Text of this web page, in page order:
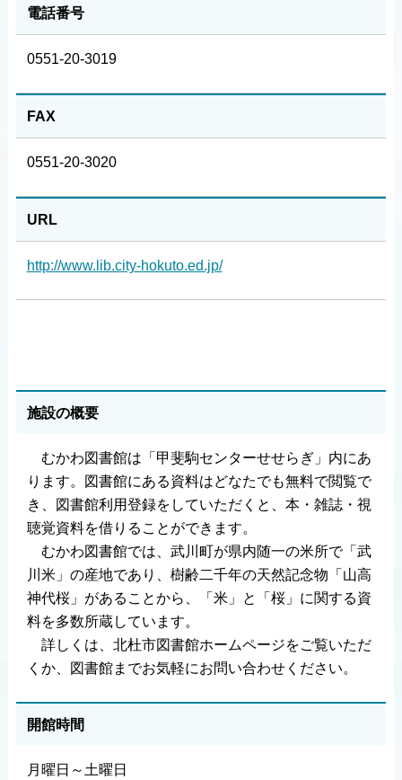
電話番号
0551-20-3019
FAX
0551-20-3020
URL
http://www.lib.city-hokuto.ed.jp/
施設の概要
むかわ図書館は「甲斐駒センターせせらぎ」内にあ
ります。図書館にある資料はどなたでも無料で閲覧で
き、図書館利用登録をしていただくと、本・雑誌・視
聴覚資料を借りることができます。
むかわ図書館では、武川町が県内随一の米所で「武
川米」の産地であり、樹齢二千年の天然記念物「山高
神代桜」があることから、「米」と「桜」に関する資
料を多数所蔵しています。
詳しくは、北杜市図書館ホームページをご覧いただ
くか、図書館までお気軽にお問い合わせください。
開館時間
月曜日～土曜日